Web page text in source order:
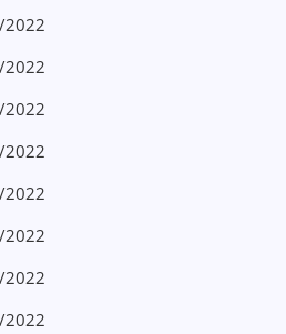
2022
2022
2022
2022
2022
2022
2022
2022